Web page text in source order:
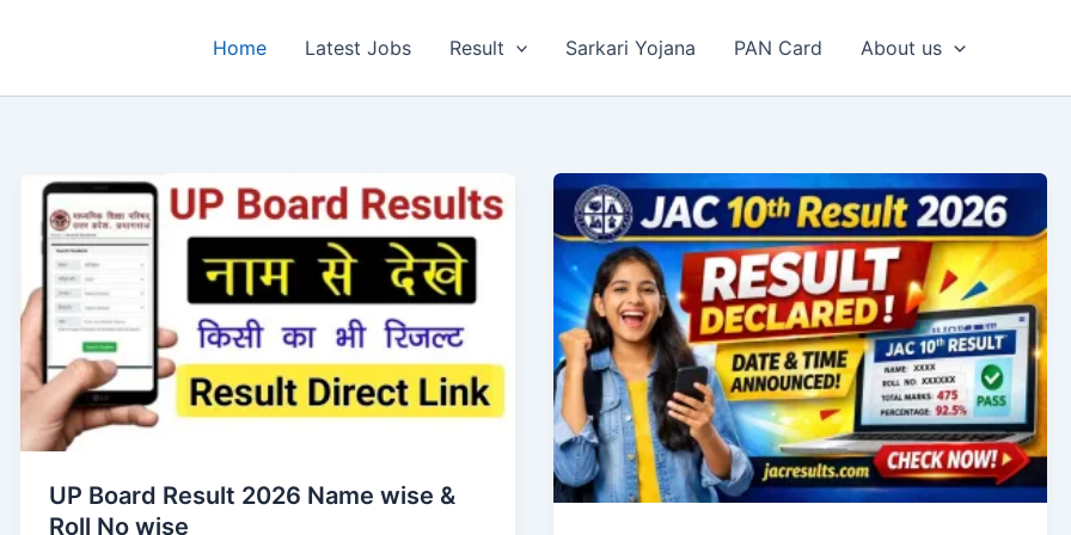
Home Latest Jobs Result Sarkari Yojana PAN Card About us
UP Board Result 2026 Name wise &
Roll No wise